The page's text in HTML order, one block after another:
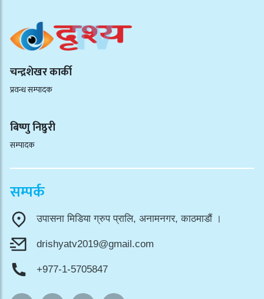
चन्द्रशेखर कार्की
प्रवन्ध सम्पादक
बिष्णु निष्ठुरी
सम्पादक
सम्पर्क
उपासना मिडिया ग्रुप प्रालि, अनामनगर, काठमाडौं ।
drishyatv2019@gmail.com
+977-1-5705847